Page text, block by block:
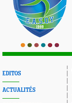
EDITOS
ACTUALITÉS